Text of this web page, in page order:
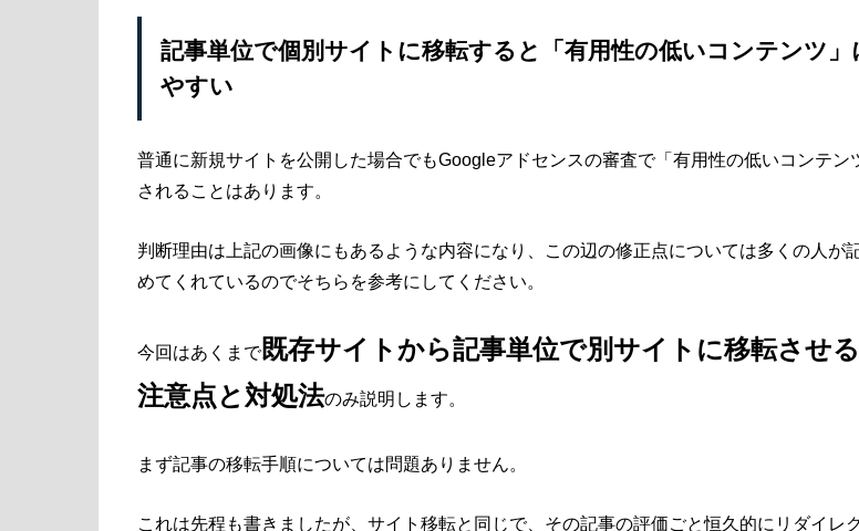
記事単位で個別サイトに移転すると「有用性の低いコンテンツ」
やすい
普通に新規サイトを公開した場合でもGoogleアドセンスの審査で「有用性の低いコンテン
されることはあります。
判断理由は上記の画像にもあるような内容になり、この辺の修正点については多くの人が
めてくれているのでそちらを参考にしてください。
今回はあくまで既存サイトから記事単位で別サイトに移転させ
注意点と対処法のみ説明します。
まず記事の移転手順については問題ありません。
これは先程も書きましたが、サイト移転と同じで、その記事の評価ごと恒久的にリダイレ